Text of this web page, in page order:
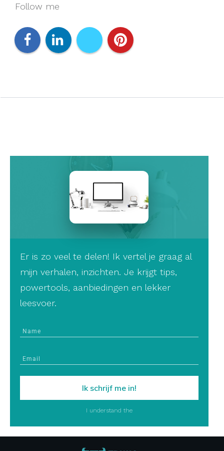
Follow me
Er is zo veel te delen! Ik vertel je graag al
mijn verhalen, inzichten. Je krijgt tips,
powertools, aanbiedingen en lekker
leesvoer.
Ik schrijf me in!
I understand the